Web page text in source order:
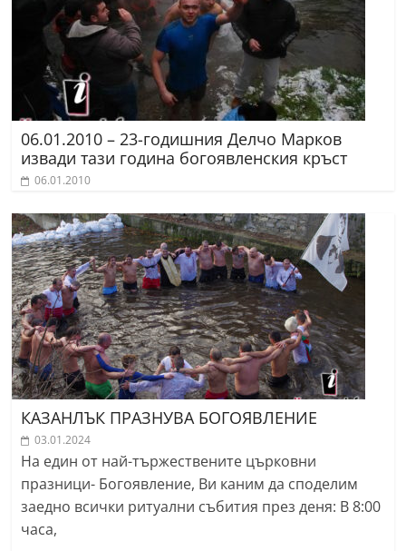
06.01.2010 – 23-годишния Делчо Марков
извади тази година богоявленския кръст
06.01.2010
КАЗАНЛЪК ПРАЗНУВА БОГОЯВЛЕНИЕ
03.01.2024
На един от най-тържествените църковни
празници- Богоявление, Ви каним да споделим
заедно всички ритуални събития през деня: В 8:00
часа,